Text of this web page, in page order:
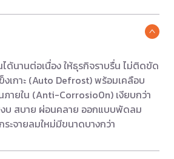
ได้นานต่อเนื่อง ให้ธุรกิจราบรื่น ไม่ติดขัด
เกาะ (Auto Defrost) พร้อมเคลือบ
ภายใน (Anti-Corrosio0n) เงียบกว่า
งบ สบาย ผ่อนคลาย ออกแบบพัดลม
ระจายลมใหม่มีขนาดบางกว่า